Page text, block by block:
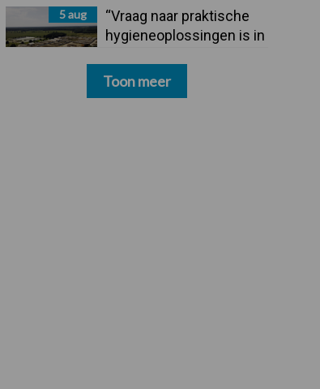
5 aug
“Vraag naar praktische
hygieneoplossingen is in
Toon meer